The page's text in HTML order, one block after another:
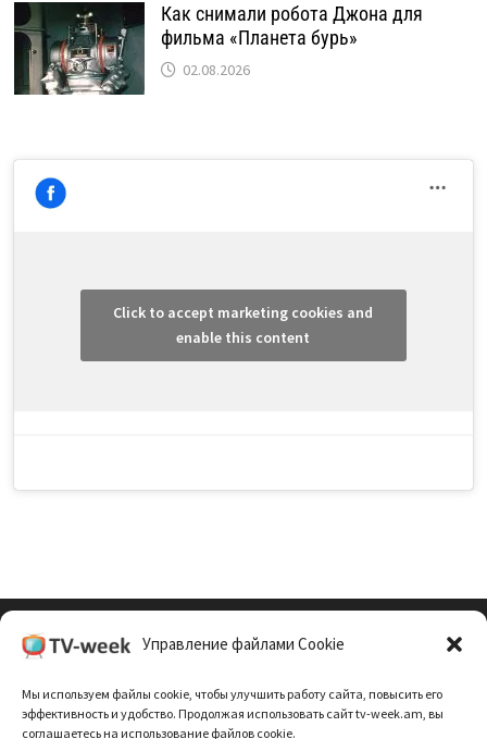
Управление файлами Cookie
Мы используем файлы cookie, чтобы улучшить работу сайта, повысить его
эффективность и удобство. Продолжая использовать сайт tv-week.am, вы
соглашаетесь на использование файлов cookie.
Как снимали робота Джона для
фильма «Планета бурь»
02.08.2026
Click to accept marketing cookies and
enable this content
Политика Конфиденциальности